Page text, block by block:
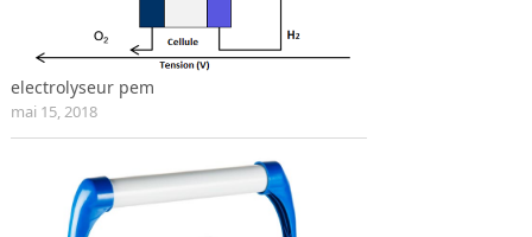
electrolyseur pem
mai 15, 2018